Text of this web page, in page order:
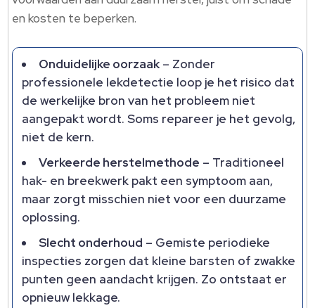
en kosten te beperken.
Onduidelijke oorzaak– Zonder
professionele lekdetectie loop je het risico dat
de werkelijke bron van het probleem niet
aangepakt wordt. Soms repareer je het gevolg,
niet de kern.
Verkeerde herstelmethode – Traditioneel
hak- en breekwerk pakt een symptoom aan,
maar zorgt misschien niet voor een duurzame
oplossing.
Slecht onderhoud – Gemiste periodieke
inspecties zorgen dat kleine barsten of zwakke
punten geen aandacht krijgen. Zo ontstaat er
opnieuw lekkage.